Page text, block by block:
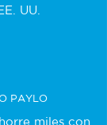
UU.
PAYLO
miles con